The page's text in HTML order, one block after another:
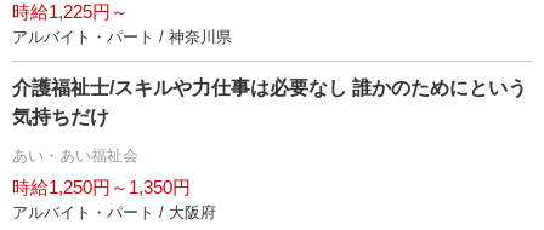
時給1,225円～
アルバイト・パート / 神奈川県
介護福祉士/スキルや力仕事は必要なし 誰かのためにという
気持ちだけ
あい・あい福祉会
時給1,250円～1,350円
アルバイト・パート / 大阪府